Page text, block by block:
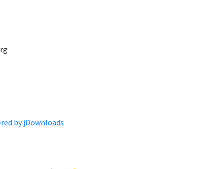
by jDownloads